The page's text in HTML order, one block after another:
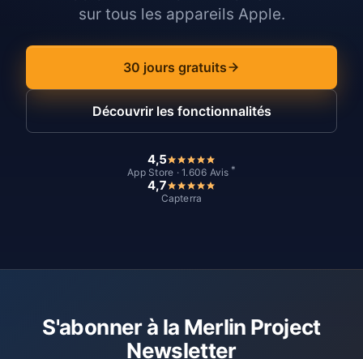
sur tous les appareils Apple.
30 jours gratuits
Découvrir les fonctionnalités
4,5
App Store · 1.606 Avis *
4,7
Capterra
S'abonner à la Merlin Project
Newsletter